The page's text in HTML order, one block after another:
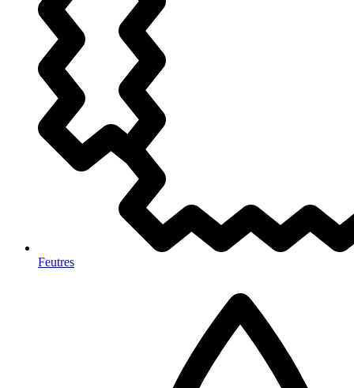
Feutres